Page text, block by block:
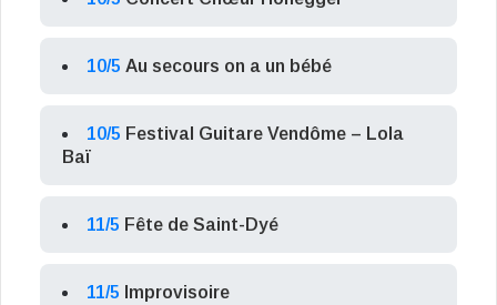
10/5 Au secours on a un bébé
10/5 Festival Guitare Vendôme – Lola
Baï
11/5 Fête de Saint-Dyé
11/5 Improvisoire